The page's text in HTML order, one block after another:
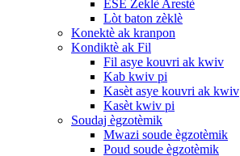
ESE Zeklè Arestè
Lòt baton zèklè
Konektè ak kranpon
Kondiktè ak Fil
Fil asye kouvri ak kwiv
Kab kwiv pi
Kasèt asye kouvri ak kwiv
Kasèt kwiv pi
Soudaj ègzotèmik
Mwazi soude ègzotèmik
Poud soude ègzotèmik